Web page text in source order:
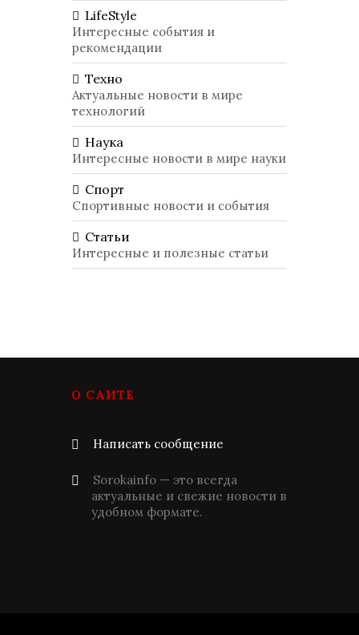
LifeStyle
Интересные события и
рекомендации
Техно
Актуальные новости в мире
технологий
Наука
Интересные новости в мире науки
Спорт
Спортивные новости и события
Статьи
Интересные и полезные статьи
О САЙТЕ
Написать сообщение
Sorokainfo — это всегда
актуальные и свежие новости в
удобном формате.